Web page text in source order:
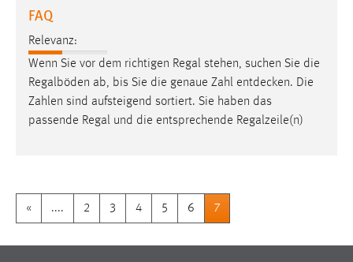
FAQ
Relevanz:
Wenn Sie vor dem richtigen Regal stehen, suchen Sie die
Regalböden ab, bis Sie die genaue Zahl entdecken. Die
Zahlen sind aufsteigend sortiert. Sie haben das
passende Regal und die entsprechende Regalzeile(n)
« .... 2 3 4 5 6 7
hinweg verfolgen.
Google Ads
Name:
_gcl_au
Conversion-Tracking
Cookie Laufzeit: